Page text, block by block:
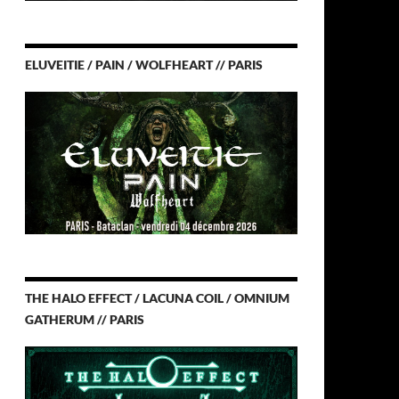
ELUVEITIE / PAIN / WOLFHEART // PARIS
THE HALO EFFECT / LACUNA COIL / OMNIUM
GATHERUM // PARIS